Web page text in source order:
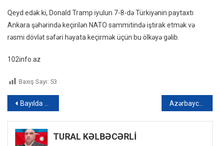
Qeyd edək ki, Donald Tramp iyulun 7-8-də Türkiyənin paytaxtı
Ankara şəhərində keçirilən NATO sammitində iştirak etmək və
rəsmi dövlət səfəri həyata keçirmək üçün bu ölkəyə gəlib.
102info.az
Baxış Sayı: 53
Yazı
naviqasiyası
Bayılda sahibsiz itlər avtomobilin nömrəsini qopardı, üzlüyünü parçaladı Azərbaycan və İordaniya arasında viza rejimi ləğv edilir – FOTO
TURAL KƏLBƏCƏRLİ